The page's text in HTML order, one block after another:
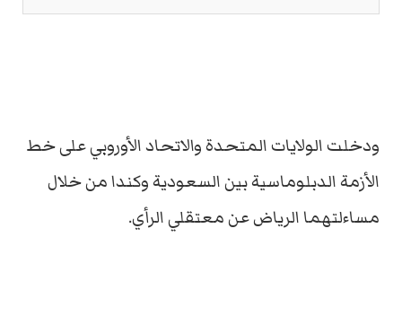
ودخلت الولايات المتحدة والاتحاد الأوروبي على خط
الأزمة الدبلوماسية بين السعودية وكندا من خلال
مساءلتهما الرياض عن معتقلي الرأي.